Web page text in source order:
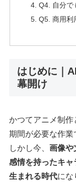
Q4. 自分で
Q5. 商用利
はじめに｜
幕開け
かつてアニメ制
期間が必要な作業
しかし今、画像や
感情を持ったキ
生まれる時代にな